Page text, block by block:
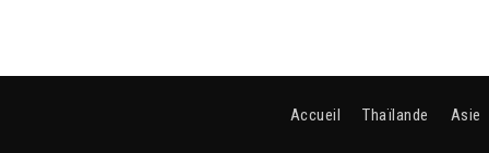
Accueil Thaïlande Asie